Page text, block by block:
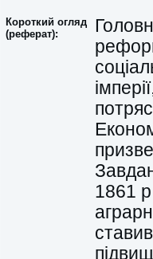
Короткий огляд
(реферат):
1861